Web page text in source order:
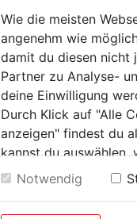
Wie die meisten
angenehm wie
damit du diesen nicht
Partner zu Analyse-
deine Einwilligung
Durch Klick auf "Alle
anzeigen" findest du
kannst du auswählen,
Weitere
Notwendig